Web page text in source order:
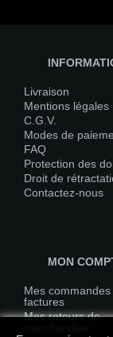
Livraison
Mentions légales
C.G.V.
Modes de
FAQ
Protection des
Droit de
Contactez-nous
MON
Mes commandes
factures
Mes retours de